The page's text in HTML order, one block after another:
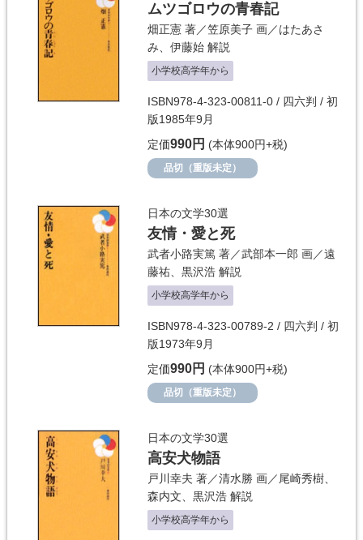
ムツゴロウの青春記
畑正憲 著／笠原美子 画／はたあさ
み
伊藤始 解説
小学校高学年から
ISBN978-4-323-00811-0 / 四六判 / 初
版1985年9月
定価990円 (本体900円+税)
品切（重版未定）
日本の文学30選
友情・愛と死
武者小路実篤 著／武部本一郎 画／遠
藤祐
黒沢浩 解説
小学校高学年から
ISBN978-4-323-00789-2 / 四六判 / 初
版1973年9月
定価990円 (本体900円+税)
品切（重版未定）
日本の文学30選
高安犬物語
戸川幸夫 著／清水勝 画／尾崎秀樹
森内文
黒沢浩 解説
小学校高学年から